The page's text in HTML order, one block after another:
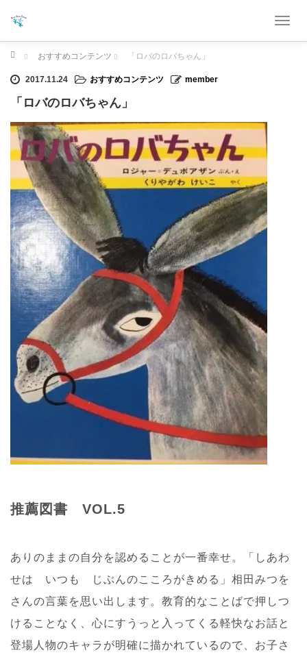
T
ホーム おすすめコンテンツ 「ロバのロバちゃん」
2017.11.24 おすすめコンテンツ member
「ロバのロバちゃん」
推薦図書 VOL.5
ありのままの自分を認めることが一番幸せ。「しあわ
せは いつも じぶんのこころがきめる」相田みつを
さんの言葉を思い出します。教育的なことばで押しつ
けることなく、心にすうっと入ってくる軽快なお話と
登場人物のキャラが明確に描かれているので、お子さ